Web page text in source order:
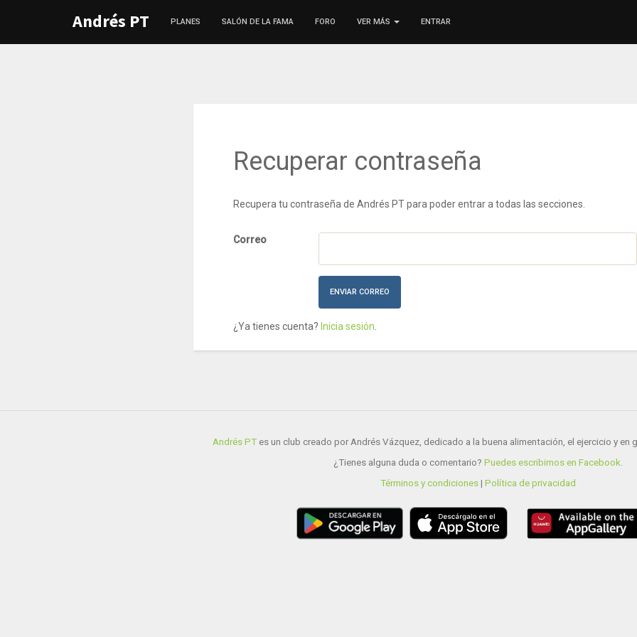
Andrés PT PLANES SALÓN DE LA FAMA FORO VER MÁS ENTRAR
Recuperar contraseña
Recupera tu contraseña de Andrés PT para poder entrar a todas las secciones.
Correo
ENVIAR CORREO
¿Ya tienes cuenta? Inicia sesión
Andrés PT es un club creado por Andrés Vázquez, dedicado a la buena alimentación, el ejercicio y en
¿Tienes alguna duda o comentario? Puedes escribirnos en Facebook
Términos y condiciones| Política de privacidad